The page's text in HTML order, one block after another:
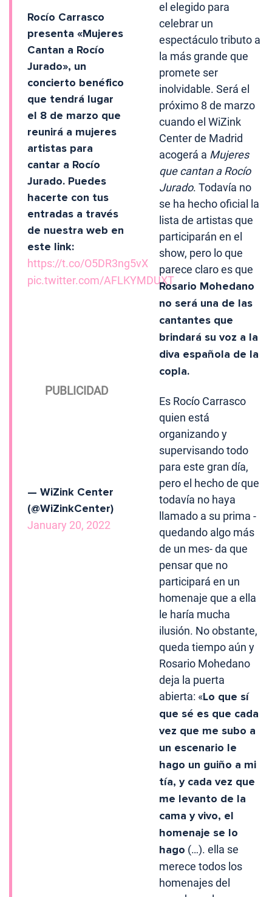
Rocío Carrasco
presenta «Mujeres
Cantan a Rocío
Jurado», un
concierto benéfico
que tendrá lugar
el 8 de marzo que
reunirá a mujeres
artistas para
cantar a Rocío
Jurado. Puedes
hacerte con tus
entradas a través
de nuestra web en
este link:
https://t.co/O5DR3ng5vX
pic.twitter.com/AFLKYMDUXT
— WiZink Center
(@WiZinkCenter)
January 20, 2022
el elegido para
celebrar un
espectáculo tributo a
la más grande que
promete ser
inolvidable. Será el
próximo 8 de marzo
cuando el WiZink
Center de Madrid
acogerá a Mujeres
que cantan a Rocío
Jurado. Todavía no
se ha hecho oficial la
lista de artistas que
participarán en el
show, pero lo que
parece claro es que
Rosario Mohedano
no será una de las
cantantes que
brindará su voz a la
diva española de la
copla.
Es Rocío Carrasco
quien está
organizando y
supervisando todo
para este gran día,
pero el hecho de que
todavía no haya
llamado a su prima -
quedando algo más
de un mes- da que
pensar que no
participará en un
homenaje que a ella
le haría mucha
ilusión. No obstante,
queda tiempo aún y
Rosario Mohedano
deja la puerta
abierta: «Lo que sí
que sé es que cada
vez que me subo a
un escenario le
hago un guiño a mi
tía, y cada vez que
me levanto de la
cama y vivo, el
homenaje se lo
hago (…). ella se
merece todos los
homenajes del